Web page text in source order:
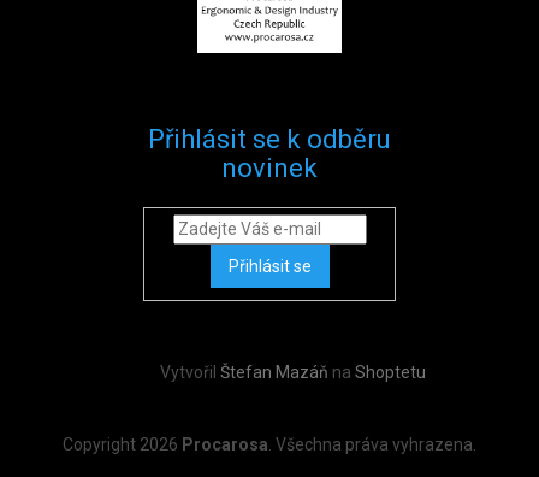
Přihlásit se k odběru
novinek
Přihlásit se
Vytvořil Štefan Mazáň na Shoptetu
Copyright 2026 Procarosa. Všechna práva vyhrazena.